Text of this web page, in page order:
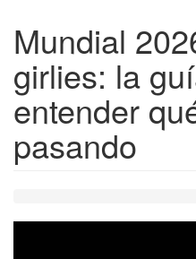
Mundial
girlies: la
entender
pasando